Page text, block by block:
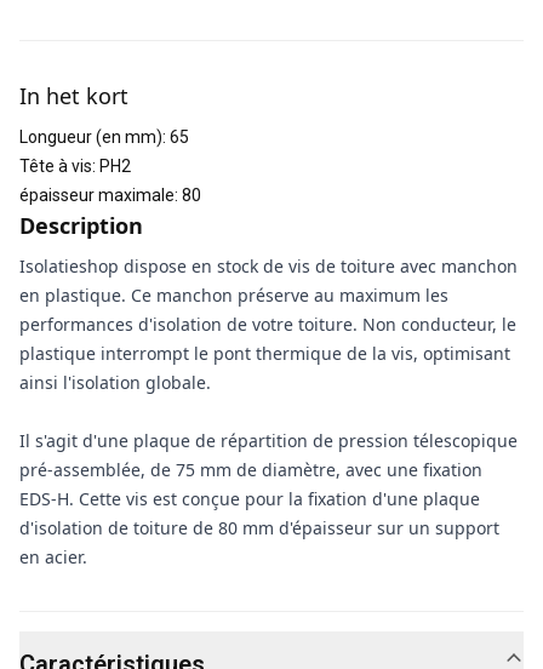
In het kort
Longueur (en mm): 65
Tête à vis: PH2
épaisseur maximale: 80
Description
Isolatieshop dispose en stock de vis de toiture avec manchon
en plastique. Ce manchon préserve au maximum les
performances d'isolation de votre toiture. Non conducteur, le
plastique interrompt le pont thermique de la vis, optimisant
ainsi l'isolation globale.
Il s'agit d'une plaque de répartition de pression télescopique
pré-assemblée, de 75 mm de diamètre, avec une fixation
EDS-H. Cette vis est conçue pour la fixation d'une plaque
d'isolation de toiture de 80 mm d'épaisseur sur un support
en acier.